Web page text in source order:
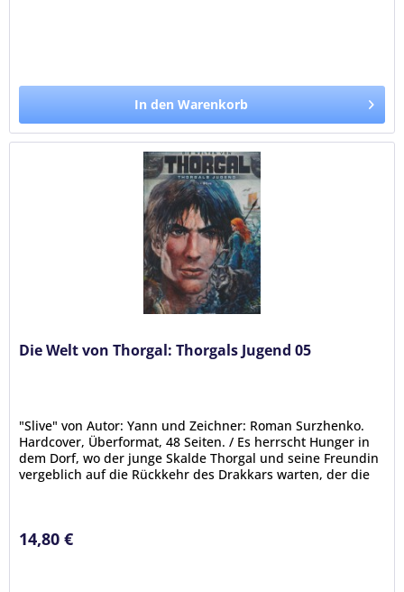
In den Warenkorb
Die Welt von Thorgal: Thorgals Jugend 05
"Slive" von Autor: Yann und Zeichner: Roman Surzhenko.
Hardcover, Überformat, 48 Seiten. / Es herrscht Hunger in
dem Dorf, wo der junge Skalde Thorgal und seine Freundin
vergeblich auf die Rückkehr des Drakkars warten, der die
14,80 €